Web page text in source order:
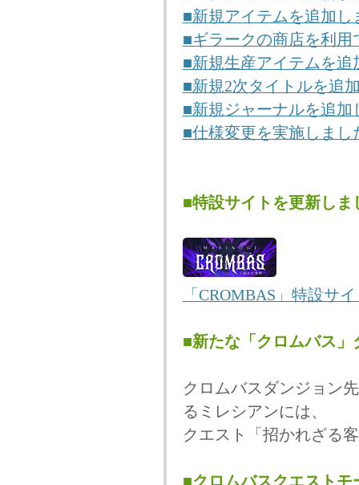
■新規アイテムを追加し
■ギラークの商店を利
■新規生産アイテムを追
■新規2次タイトルを追
■新規ジャーナルを追加
■仕様変更を実施しまし
■特設サイトを更新しま
「CROMBAS」特設サ
■新たな「クロムバス
クロムバスダンジョン
るミレシアンには、
クエスト「招かれざる
■クロムバスクエストモ